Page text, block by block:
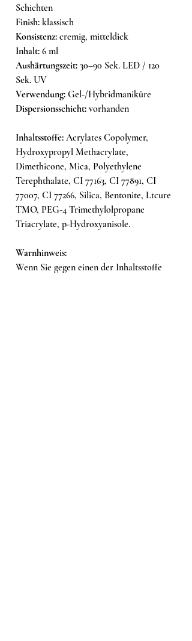
Schichten
Finish: klassisch
Konsistenz: cremig, mitteldick
Inhalt: 6 ml
Aushärtungszeit: 30–90 Sek. LED / 120
Sek. UV
Verwendung: Gel-/Hybridmaniküre
Dispersionsschicht: vorhanden
Inhaltsstoffe: Acrylates Copolymer,
Hydroxypropyl Methacrylate,
Dimethicone, Mica, Polyethylene
Terephthalate, CI 77163, CI 77891, CI
77007, CI 77266, Silica, Bentonite, Ltcure
TMO, PEG-4 Trimethylolpropane
Triacrylate, p-Hydroxyanisole.
Warnhinweis:
Wenn Sie gegen einen der Inhaltsstoffe